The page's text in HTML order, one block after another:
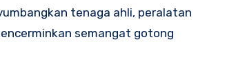
tenaga ahli, peralatan
semangat gotong